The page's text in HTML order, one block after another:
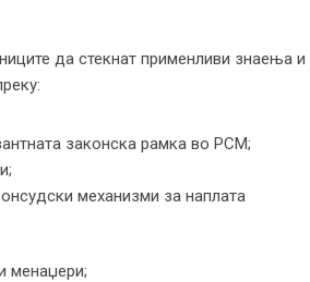
да стекнат применливи знаења и
законска рамка во РСМ;
механизми за наплата
менаџери;